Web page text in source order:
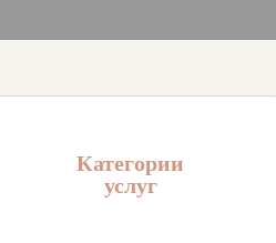
Категории
услуг